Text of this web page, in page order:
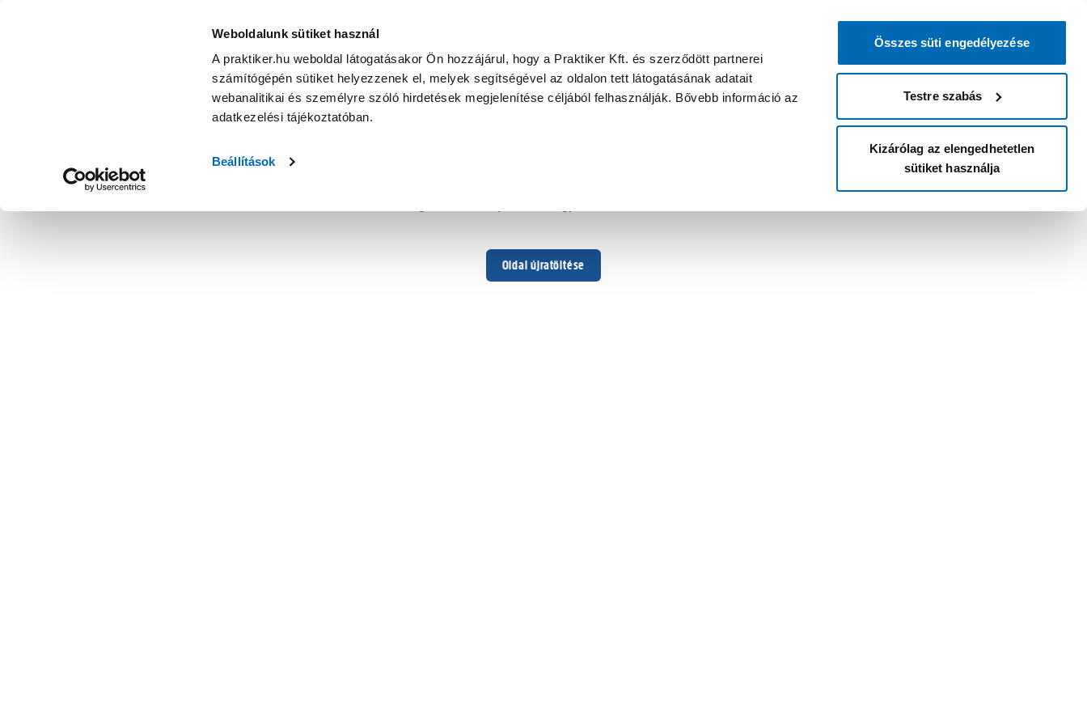
Weboldalunk sütiket használ
A praktiker.hu weboldal látogatásakor Ön hozzájárul, hogy a Praktiker Kft. és szerződött partnerei
számítógépén sütiket helyezzenek el, melyek segítségével az oldalon tett látogatásának adatait
webanalitikai és személyre szóló hirdetések megjelenítése céljából felhasználják. Bővebb információ az
adatkezelési tájékoztatóban.
Beállítások
Összes süti engedélyezése
Testre szabás
Kizárólag az elengedhetetlen
sütiket használja
Oldal újratöltése